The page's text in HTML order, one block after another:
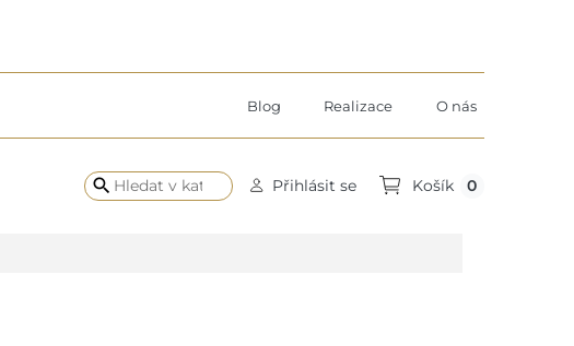
Blog Realizace O nás
search Přihlásit se Košík 0